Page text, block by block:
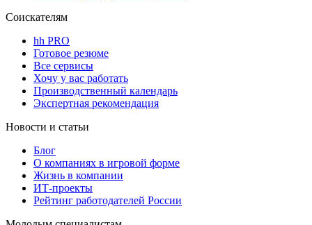
Соискателям
hh PRO
Готовое резюме
Все сервисы
Хочу у вас работать
Производственный календарь
Экспертная рекомендация
Новости и статьи
Блог
О компаниях в игровой форме
Жизнь в компании
ИТ-проекты
Рейтинг работодателей России